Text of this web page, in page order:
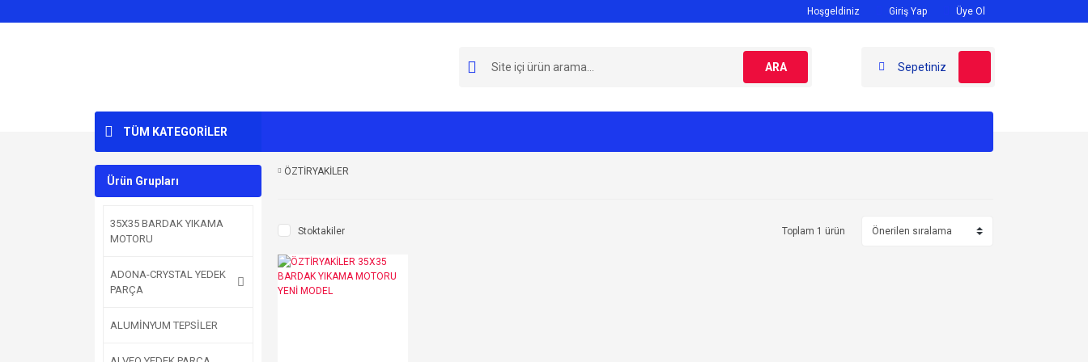
Hoşgeldiniz Giriş Yap Üye Ol
ARA Sepetiniz
TÜM KATEGORİLER
Ürün Grupları
35X35 BARDAK YIKAMA
MOTORU
ADONA-CRYSTAL YEDEK
PARÇA
ALUMİNYUM TEPSİLER
ÖZTİRYAKİLER
Stoktakiler Toplam 1 ürün